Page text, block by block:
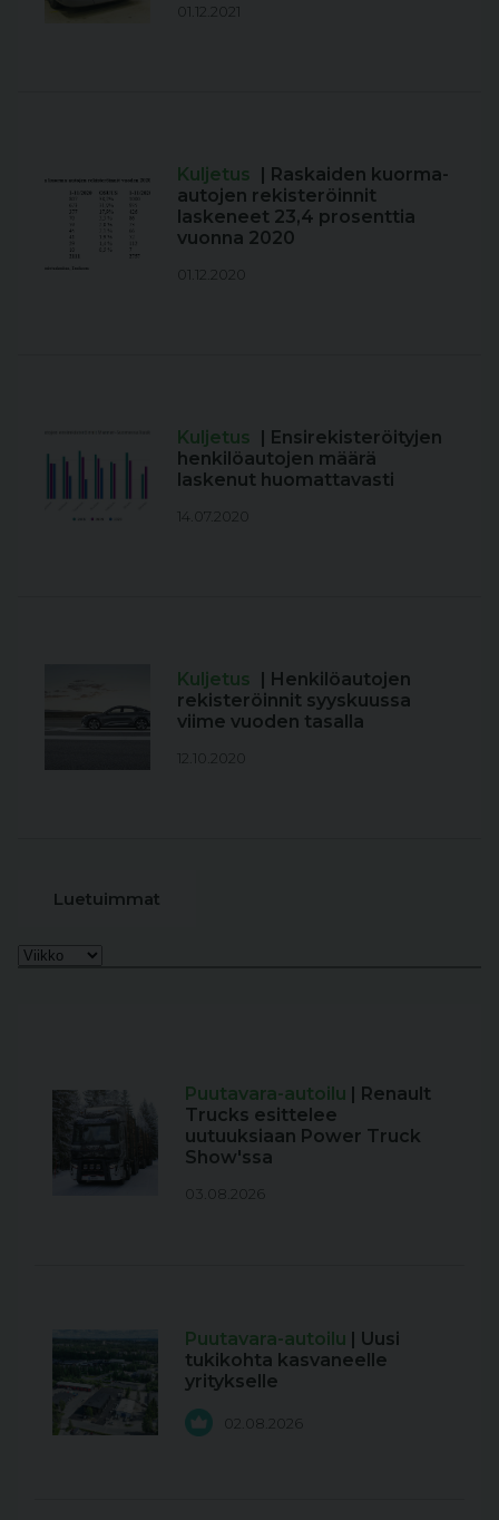
01.12.2021
Kuljetus | Raskaiden kuorma-
autojen rekisteröinnit
laskeneet 23,4 prosenttia
vuonna 2020
01.12.2020
Kuljetus | Ensirekisteröityjen
henkilöautojen määrä
laskenut huomattavasti
14.07.2020
Kuljetus | Henkilöautojen
rekisteröinnit syyskuussa
viime vuoden tasalla
12.10.2020
Luetuimmat
Puutavara-autoilu
| Renault
Trucks esittelee
uutuuksiaan Power Truck
Show'ssa
03.08.2026
Puutavara-autoilu
| Uusi
tukikohta kasvaneelle
yritykselle
02.08.2026